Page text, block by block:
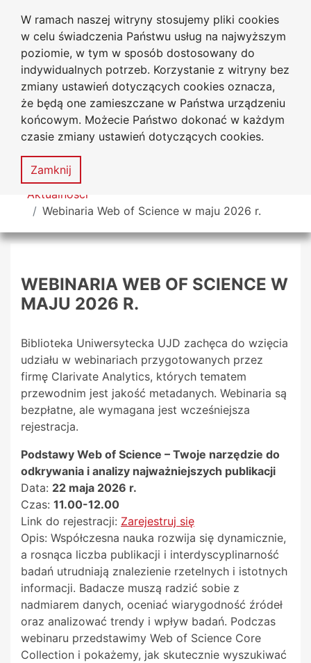
W ramach naszej witryny stosujemy pliki cookies
w celu świadczenia Państwu usług na najwyższym
poziomie, w tym w sposób dostosowany do
indywidualnych potrzeb. Korzystanie z witryny bez
zmiany ustawień dotyczących cookies oznacza,
że będą one zamieszczane w Państwa urządzeniu
końcowym. Możecie Państwo dokonać w każdym
czasie zmiany ustawień dotyczących cookies.
Zamknij
Przejdź do głównego menu
Przejdź do treści
Przejdź do wyszukiwarki
Przejdź do mapy serwisu
Biblioteka Uniwersytecka
Uniwersytetu Jana Długosza
w Częstochowie
Deklaracja
dostępności
Mapa
serwisu
MENU
Tutaj jesteś
Aktualności
Webinaria Web of Science w maju 2026 r.
WEBINARIA WEB OF SCIENCE W
MAJU 2026 R.
Biblioteka Uniwersytecka UJD zachęca do wzięcia
udziału w webinariach przygotowanych przez
firmę Clarivate Analytics, których tematem
przewodnim jest jakość metadanych. Webinaria są
bezpłatne, ale wymagana jest wcześniejsza
rejestracja.
Podstawy Web of Science – Twoje narzędzie do
odkrywania i analizy najważniejszych publikacji
Data: 22 maja 2026 r.
Czas: 11.00-12.00
Link do rejestracji: Zarejestruj się
Opis: Współczesna nauka rozwija się dynamicznie,
a rosnąca liczba publikacji i interdyscyplinarność
badań utrudniają znalezienie rzetelnych i istotnych
informacji. Badacze muszą radzić sobie z
nadmiarem danych, oceniać wiarygodność źródeł
oraz analizować trendy i wpływ badań. Podczas
webinaru przedstawimy Web of Science Core
Collection i pokażemy, jak skutecznie wyszukiwać